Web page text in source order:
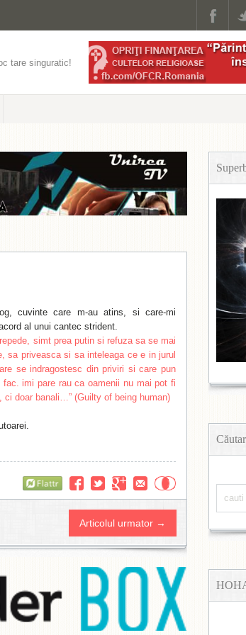
tare singuratic!
cuvinte care m-au atins, si care-mi
al unui cantec strident.
simt prea putin si refuza sa se mai
sa priveasca si sa inteleaga ce e in jurul
se indragostesc din priviri si care pun
imi pare rau ca oamenii nu mai pot fi
doar banali…” (Guilty of being human)
Articolul urmator →